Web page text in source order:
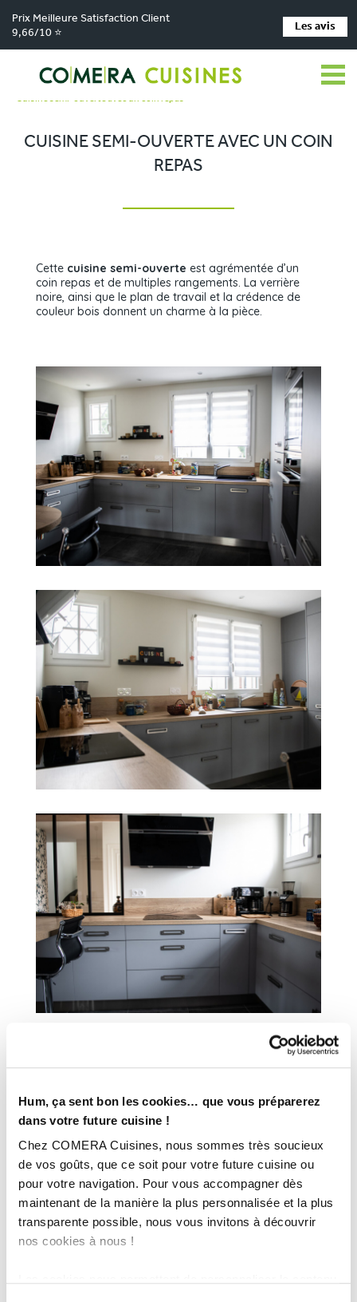
Hum, ça sent bon les cookies… que vous préparerez
dans votre future cuisine !
Chez COMERA Cuisines, nous sommes très soucieux
de vos goûts, que ce soit pour votre future cuisine ou
pour votre navigation. Pour vous accompagner dès
maintenant de la manière la plus personnalisée et la plus
transparente possible, nous vous invitons à découvrir
nos cookies à nous !
Prix Meilleure Satisfaction Client
9,66/10 ⭐
Les avis
Comera Cuisines > Nos magasins de cuisine >
Cuisiniste CHÂTEAUBRIANT Réalisations >
Cuisine semi-ouverte avec un coin repas
CUISINE SEMI-OUVERTE AVEC UN COIN
REPAS
Cette cuisine semi-ouverte est agrémentée d’un
coin repas et de multiples rangements. La verrière
noire, ainsi que le plan de travail et la crédence de
couleur bois donnent un charme à la pièce.